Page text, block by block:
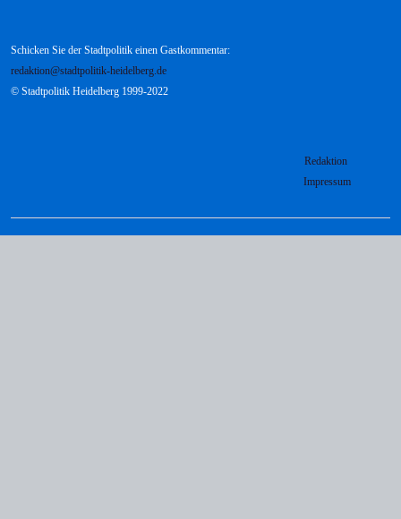
Schicken Sie der Stadtpolitik einen Gastkommentar:
redaktion@stadtpolitik-heidelberg.de
© Stadtpolitik Heidelberg 1999-2022
Redaktion
Impressum